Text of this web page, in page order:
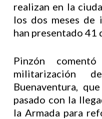
realizan en la
los dos meses de
han presentado 41
Pinzón
militarización
Buenaventura,
pasado con la
la Armada para